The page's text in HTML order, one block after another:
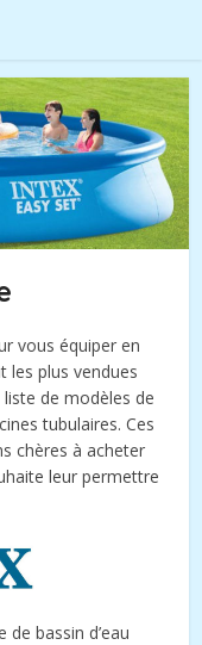
vous équiper en
les plus vendues
de modèles de
tubulaires. Ces
chères à acheter
leur permettre
bassin d’eau